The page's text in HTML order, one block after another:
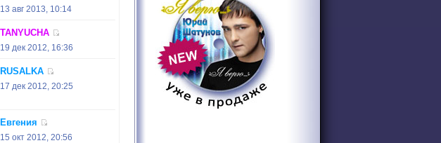
13 авг 2013, 10:14
TANYUCHA
19 дек 2012, 16:36
RUSALKA
17 дек 2012, 20:25
Евгения
15 окт 2012, 20:56